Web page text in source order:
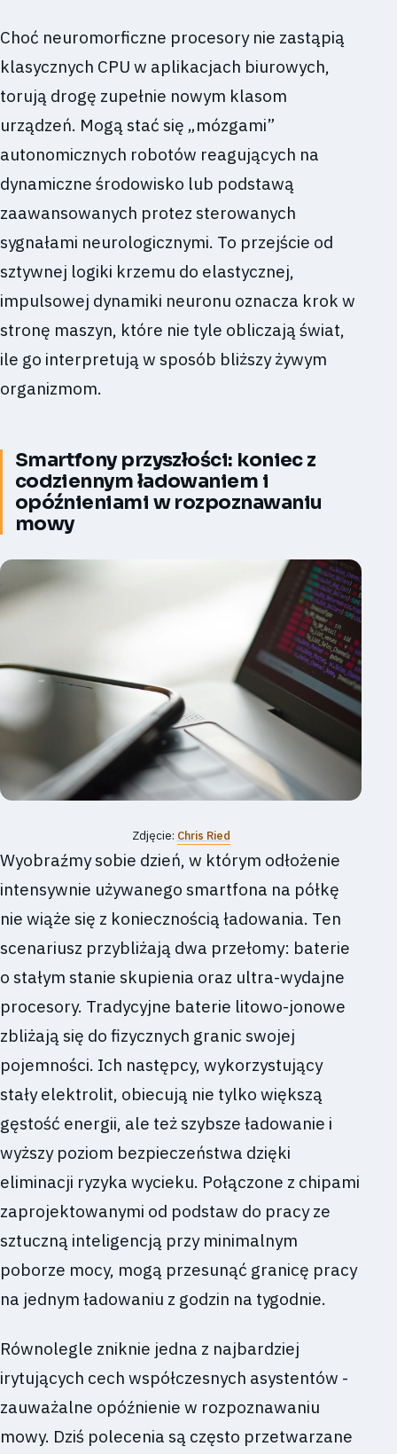
Choć neuromorficzne procesory nie zastąpią
klasycznych CPU w aplikacjach biurowych,
torują drogę zupełnie nowym klasom
urządzeń. Mogą stać się „mózgami”
autonomicznych robotów reagujących na
dynamiczne środowisko lub podstawą
zaawansowanych protez sterowanych
sygnałami neurologicznymi. To przejście od
sztywnej logiki krzemu do elastycznej,
impulsowej dynamiki neuronu oznacza krok w
stronę maszyn, które nie tyle obliczają świat,
ile go interpretują w sposób bliższy żywym
organizmom.
Smartfony przyszłości: koniec z
codziennym ładowaniem i
opóźnieniami w rozpoznawaniu
mowy
Zdjęcie: Chris Ried
Wyobraźmy sobie dzień, w którym odłożenie
intensywnie używanego smartfona na półkę
nie wiąże się z koniecznością ładowania. Ten
scenariusz przybliżają dwa przełomy: baterie
o stałym stanie skupienia oraz ultra-wydajne
procesory. Tradycyjne baterie litowo-jonowe
zbliżają się do fizycznych granic swojej
pojemności. Ich następcy, wykorzystujący
stały elektrolit, obiecują nie tylko większą
gęstość energii, ale też szybsze ładowanie i
wyższy poziom bezpieczeństwa dzięki
eliminacji ryzyka wycieku. Połączone z chipami
zaprojektowanymi od podstaw do pracy ze
sztuczną inteligencją przy minimalnym
poborze mocy, mogą przesunąć granicę pracy
na jednym ładowaniu z godzin na tygodnie.
Równolegle zniknie jedna z najbardziej
irytujących cech współczesnych asystentów -
zauważalne opóźnienie w rozpoznawaniu
mowy. Dziś polecenia są często przetwarzane